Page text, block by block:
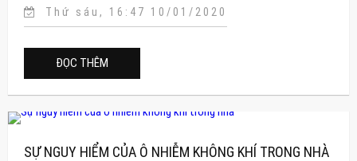
Thứ sáu, 16:47 10/01/2020
ĐỌC THÊM
SỰ NGUY HIỂM CỦA Ô NHIỄM KHÔNG KHÍ TRONG NHÀ